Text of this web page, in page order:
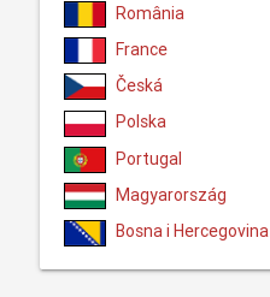
România
France
Česká
Polska
Portugal
Magyarország
Bosna i Hercegovina